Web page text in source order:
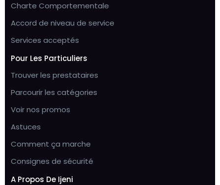
Charte Comportementale
Accord de niveau de service
Services acceptés
Pour Les Particuliers
Trouver les prestataires
Parcourir les catégories
Voir nos promos
Astuces
Comment ça marche
Consignes de sécurité
A Propos De Ijeni